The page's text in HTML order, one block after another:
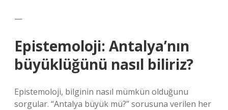
—
Epistemoloji: Antalya’nın
büyüklüğünü nasıl biliriz?
Epistemoloji, bilginin nasıl mümkün olduğunu
sorgular. “Antalya büyük mü?” sorusuna verilen her